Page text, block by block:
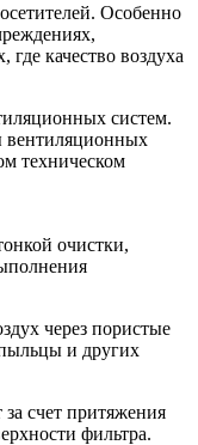
Особенно
качество воздуха
систем.
вентиляционных
техническом
очистки,
через пористые
и других
счет притяжения
фильтра.